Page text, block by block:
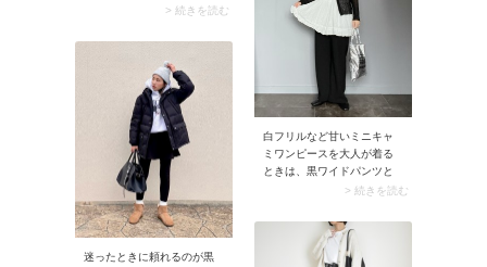
スタイリング。その際ヒー
く、厚底・ぺたんこの黒ブ
ーツを合わせると女性らし
くなりすぎずタウンユース
にもマッチします。アウタ
ーやニットでしっかり防寒
すれば、肌見せコーデが季
節感に馴染みますよ。
> 続きを読む
白フリルなど甘いミニキャ
ミワンピースを大人が着る
ときは、黒ワイドパンツと
のレイヤードでバランスを
シアーカーディガンを合わ
せれば、露出を抑えながら
軽やかな抜けをプラス。大
> 続きを読む
迷ったときに頼れるのが黒